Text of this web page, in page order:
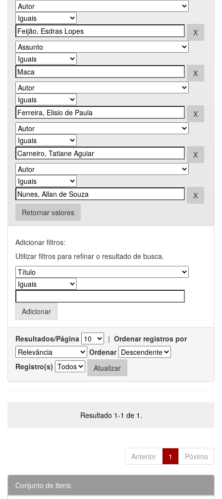
Retornar valores
Adicionar filtros:
Utilizar filtros para refinar o resultado de busca.
Resultados/Página | Ordenar registros por
Ordenar
Registro(s)
Resultado 1-1 de 1.
Anterior 1 Póximo
Conjunto de itens: